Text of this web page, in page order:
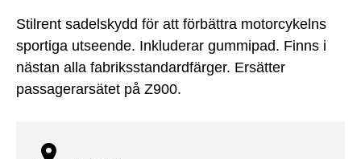
Stilrent sadelskydd för att förbättra motorcykelns
sportiga utseende. Inkluderar gummipad. Finns i
nästan alla fabriksstandardfärger. Ersätter
passagerarsätet på Z900.